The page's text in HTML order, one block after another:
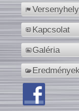
Kapcsolat
Galéria
Eredmények